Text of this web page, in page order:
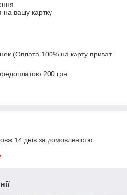
на вашу картку
(Оплата 100% на карту приват
200 грн
14 днів за домовленістю